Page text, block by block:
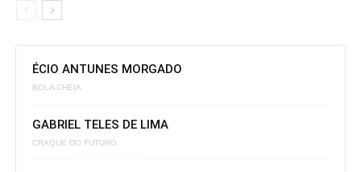
ÉCIO ANTUNES MORGADO
BOLA CHEIA
GABRIEL TELES DE LIMA
CRAQUE DO FUTURO